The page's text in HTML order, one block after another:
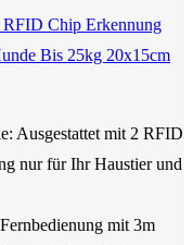
Chip Erkennung
Bis 25kg 20x15cm
Ausgestattet mit 2 RFID
nur für Ihr Haustier und
mit 3m